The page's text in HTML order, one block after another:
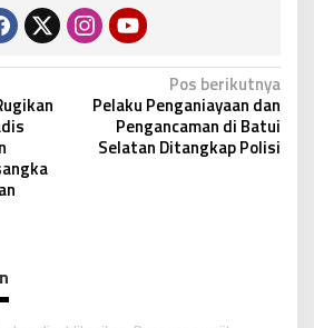
Pos berikutnya
Pelaku Penganiayaan dan
Pengancaman di Batui
Selatan Ditangkap Polisi